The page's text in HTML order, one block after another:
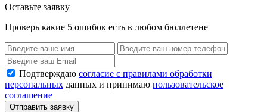
Оставьте заявку
Проверь какие 5 ошибок есть в любом бюллетене
Подтверждаю согласие с правилами обработки
персональных данных и принимаю пользовательское
соглашение
Отправить заявку